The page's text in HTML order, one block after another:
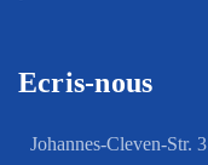
Ecris-nous
Johannes-Cleven-Str. 3